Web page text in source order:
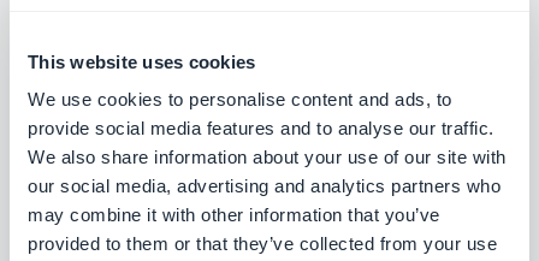
This website uses cookies
We use cookies to personalise content and ads, to
provide social media features and to analyse our traffic.
We also share information about your use of our site with
our social media, advertising and analytics partners who
may combine it with other information that you’ve
provided to them or that they’ve collected from your use
potrai modificarne il design.
I passi per la personalizzazione del design sono gli
stesso che per le altre sezioni dell'app.